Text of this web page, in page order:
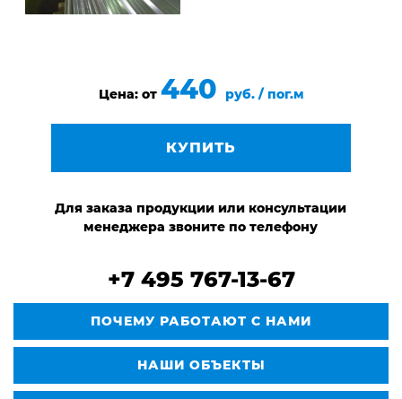
Цена: от 440 руб. / пог.м
КУПИТЬ
Для заказа продукции или консультации
менеджера звоните по телефону
+7 495 767-13-67
ПОЧЕМУ РАБОТАЮТ С НАМИ
НАШИ ОБЪЕКТЫ